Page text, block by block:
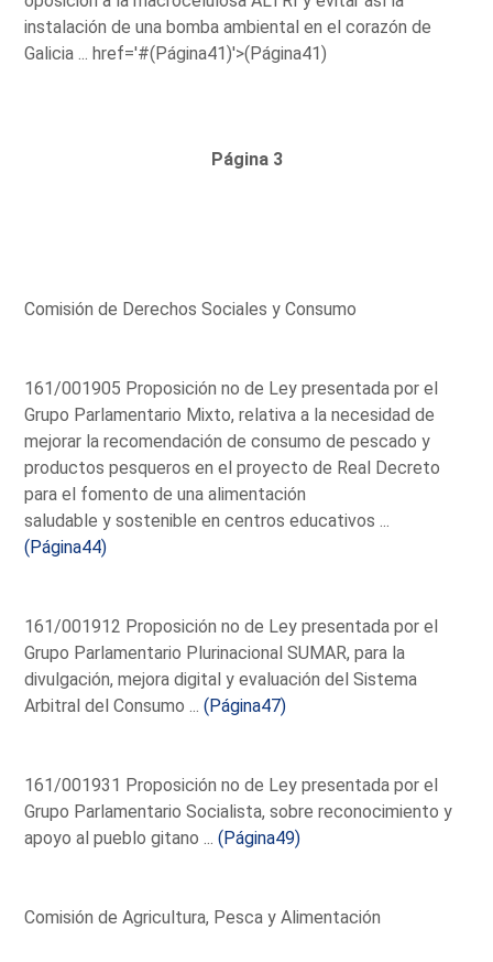
instalación de una bomba ambiental en el corazón de
Galicia ...href='#(Página41)'>(Página41)
Página 3
Comisión de Derechos Sociales y Consumo
161/001905 Proposición no de Ley presentada por el
Grupo Parlamentario Mixto, relativa a la necesidad de
mejorar la recomendación de consumo de pescado y
productos pesqueros en el proyecto de Real Decreto
para el fomento de una alimentación
saludable y sostenible en centros educativos ...
(Página44)
161/001912 Proposición no de Ley presentada por el
Grupo Parlamentario Plurinacional SUMAR, para la
divulgación, mejora digital y evaluación del Sistema
Arbitral del Consumo ...(Página47)
161/001931 Proposición no de Ley presentada por el
Grupo Parlamentario Socialista, sobre reconocimiento y
apoyo al pueblo gitano ...(Página49)
Comisión de Agricultura, Pesca y Alimentación